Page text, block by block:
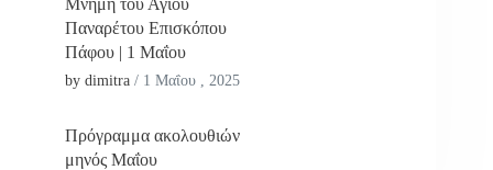
Μνήμη του Αγίου
Παναρέτου Επισκόπου
Πάφου | 1 Μαΐου
by dimitra / 1 Μαΐου , 2025
Πρόγραμμα ακολουθιών
μηνός Μαΐου